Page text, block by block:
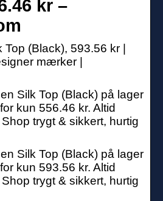
kr –
(Black), 593.56 kr |
mærker |
Silk Top (Black) på lager
kun 556.46 kr. Altid
trygt & sikkert, hurtig
Silk Top (Black) på lager
kun 593.56 kr. Altid
trygt & sikkert, hurtig